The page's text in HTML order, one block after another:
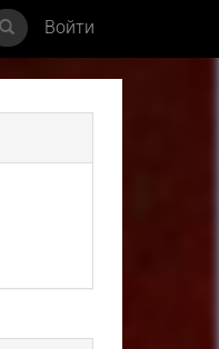
Войти